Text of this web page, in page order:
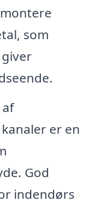
som
er en
God
indendørs